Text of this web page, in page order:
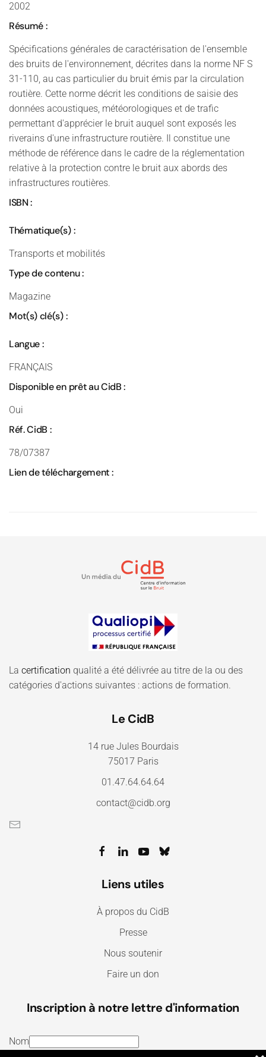
2002
Résumé :
Spécifications générales de caractérisation de l'ensemble
des bruits de l'environnement, décrites dans la norme NF S
31-110, au cas particulier du bruit émis par la circulation
routière. Cette norme décrit les conditions de saisie des
données acoustiques, météorologiques et de trafic
permettant d'apprécier le bruit auquel sont exposés les
riverains d'une infrastructure routière. Il constitue une
méthode de référence dans le cadre de la réglementation
relative à la protection contre le bruit aux abords des
infrastructures routières.
ISBN :
Thématique(s) :
Transports et mobilités
Type de contenu :
Magazine
Mot(s) clé(s) :
Langue :
FRANÇAIS
Disponible en prêt au CidB :
Oui
Réf. CidB :
78/07387
Lien de téléchargement :
La certification qualité a été délivrée au titre de la ou des
catégories d'actions suivantes : actions de formation.
Le CidB
14 rue Jules Bourdais
75017 Paris
01.47.64.64.64
contact@cidb.org
Liens utiles
À propos du CidB
Presse
Nous soutenir
Faire un don
Inscription à notre lettre d'information
Nom